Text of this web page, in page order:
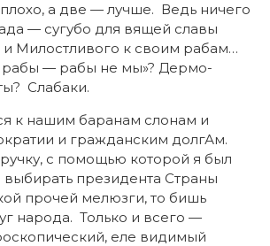
а две — лучше. Ведь ничего
— сугубо для вящей славы
Милостливого к своим рабам…
рабы — рабы не мы»? Дермо-
Слабаки.
нашим баранам слонам и
и гражданским долгАм.
с помощью которой я был
выбирать президента Страны
прочей мелюзги, то бишь
народа. Только и всего —
еле видимый